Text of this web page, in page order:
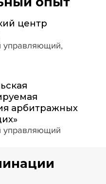
центр
управляющий,
арбитражных
управляющий